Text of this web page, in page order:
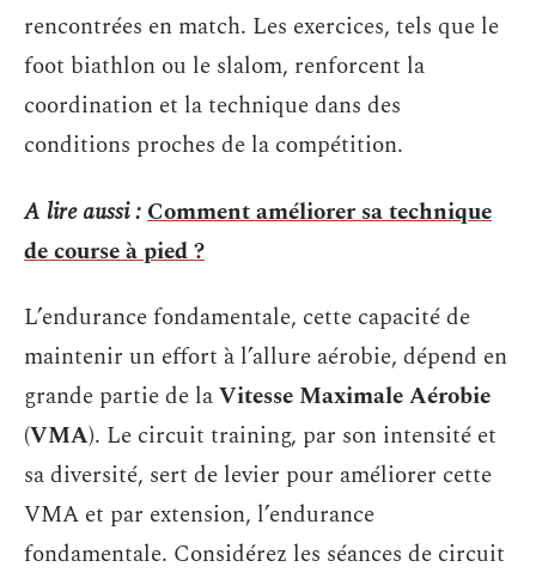
rencontrées en match. Les exercices, tels que le
foot biathlon ou le slalom, renforcent la
coordination et la technique dans des
conditions proches de la compétition.
A lire aussi :Comment améliorer sa technique
de course à pied ?
L’endurance fondamentale, cette capacité de
maintenir un effort à l’allure aérobie, dépend en
grande partie de laVitesse Maximale Aérobie
(VMA). Le circuit training, par son intensité et
sa diversité, sert de levier pour améliorer cette
VMA et par extension, l’endurance
fondamentale. Considérez les séances de circuit